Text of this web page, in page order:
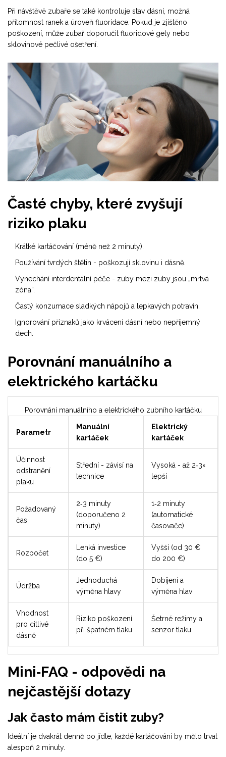
Při návštěvě zubaře se také kontroluje stav dásní, možná
přítomnost ranek a úroveň fluoridace. Pokud je zjištěno
poškození, může zubař doporučit fluoridové gely nebo
sklovinové pečlivé ošetření.
Časté chyby, které zvyšují
riziko plaku
Krátké kartáčování (méně než 2 minuty).
Používání tvrdých štětin - poškozují sklovinu i dásně.
Vynechání interdentální péče - zuby mezi zuby jsou „mrtvá
zóna“.
Častý konzumace sladkých nápojů a lepkavých potravin.
Ignorování příznaků jako krvácení dásní nebo nepříjemný
dech.
Porovnání manuálního a
elektrického kartáčku
Porovnání manuálního a elektrického zubního kartáčku
Parametr
Manuální
kartáček
Elektrický
kartáček
Účinnost
odstranění
plaku
Střední - závisí na
technice
Vysoká - až 2‑3×
lepší
Požadovaný
čas
2‑3 minuty
(doporučeno 2
minuty)
1‑2 minuty
(automatické
časovače)
Rozpočet
Lehká investice
(do 5 €)
Vyšší (od 30 €
do 200 €)
Údržba
Jednoduchá
výměna hlavy
Dobíjení a
výměna hlav
Vhodnost
pro citlivé
dásně
Riziko poškození
při špatném tlaku
Šetrné režimy a
senzor tlaku
Mini‑FAQ - odpovědi na
nejčastější dotazy
Jak často mám čistit zuby?
Ideální je dvakrát denně po jídle, každé kartáčování by mělo trvat
alespoň 2 minuty.